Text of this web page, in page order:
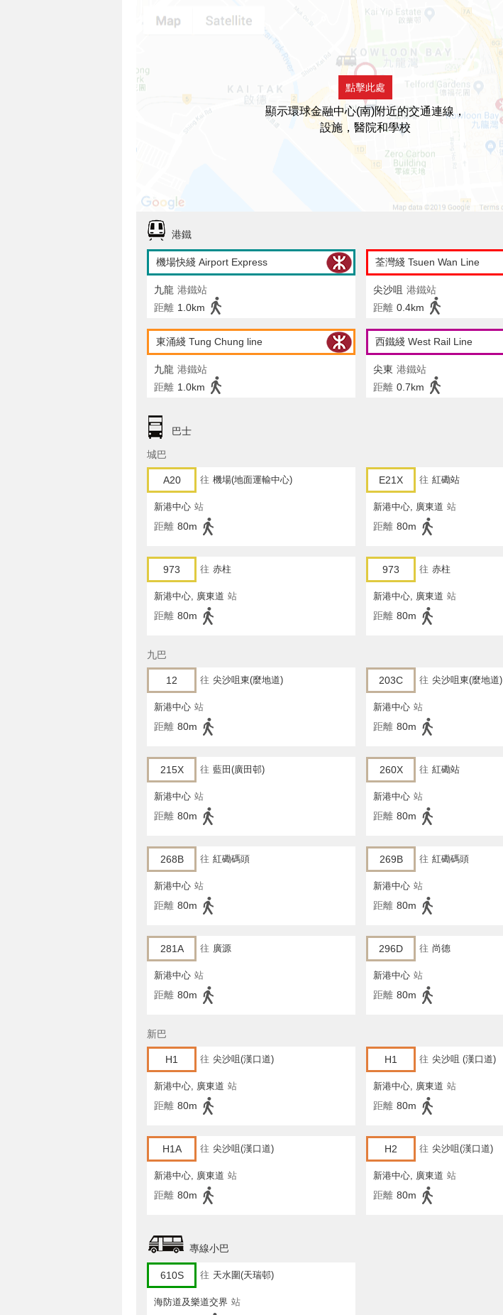
點擊此處
顯示環球金融中心(南)附近的交通連線，
設施，醫院和學校
港鐵
機場快綫 Airport Express
九龍 港鐵站
距離 1.0km
荃灣綫 Tsuen Wan Line
尖沙咀 港鐵站
距離 0.4km
東涌綫 Tung Chung line
九龍 港鐵站
距離 1.0km
西鐵綫 West Rail Line
尖東 港鐵站
距離 0.7km
巴士
城巴
A20 往 機場(地面運輸中心)
新港中心 站
距離 80m
E21X 往 紅磡站
新港中心, 廣東道 站
距離 80m
973 往 赤柱
新港中心, 廣東道 站
距離 80m
973 往 赤柱
新港中心, 廣東道 站
距離 80m
九巴
12 往 尖沙咀東(麼地道)
新港中心 站
距離 80m
203C 往 尖沙咀東(麼地道)
新港中心 站
距離 80m
215X 往 藍田(廣田邨)
新港中心 站
距離 80m
260X 往 紅磡站
新港中心 站
距離 80m
268B 往 紅磡碼頭
新港中心 站
距離 80m
269B 往 紅磡碼頭
新港中心 站
距離 80m
281A 往 廣源
新港中心 站
距離 80m
296D 往 尚德
新港中心 站
距離 80m
新巴
H1 往 尖沙咀(漢口道)
新港中心, 廣東道 站
距離 80m
H1 往 尖沙咀 (漢口道)
新港中心, 廣東道 站
距離 80m
H1A 往 尖沙咀(漢口道)
新港中心, 廣東道 站
距離 80m
H2 往 尖沙咀(漢口道)
新港中心, 廣東道 站
距離 80m
專線小巴
610S 往 天水圍(天瑞邨)
海防道及樂道交界 站